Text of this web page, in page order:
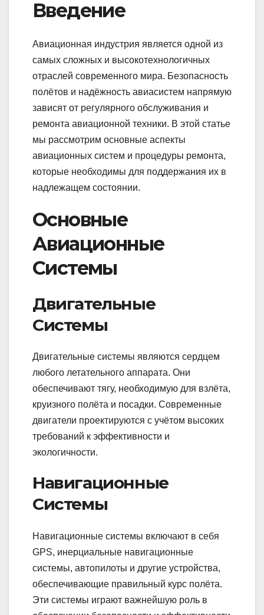
Введение
Авиационная индустрия является одной из
самых сложных и высокотехнологичных
отраслей современного мира. Безопасность
полётов и надёжность авиасистем напрямую
зависят от регулярного обслуживания и
ремонта авиационной техники. В этой статье
мы рассмотрим основные аспекты
авиационных систем и процедуры ремонта,
которые необходимы для поддержания их в
надлежащем состоянии.
Основные
Авиационные
Системы
Двигательные
Системы
Двигательные системы являются сердцем
любого летательного аппарата. Они
обеспечивают тягу, необходимую для взлёта,
круизного полёта и посадки. Современные
двигатели проектируются с учётом высоких
требований к эффективности и
экологичности.
Навигационные
Системы
Навигационные системы включают в себя
GPS, инерциальные навигационные
системы, автопилоты и другие устройства,
обеспечивающие правильный курс полёта.
Эти системы играют важнейшую роль в